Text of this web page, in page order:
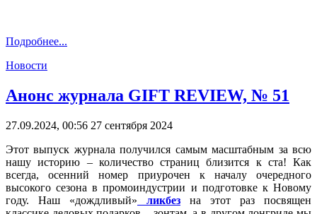
Подробнее...
Новости
Анонс журнала GIFT REVIEW, № 51
27.09.2024, 00:56 27 сентября 2024
Этот выпуск журнала получился самым масштабным за всю
нашу историю – количество страниц близится к ста! Как
всегда, осенний номер приурочен к началу очередного
высокого сезона в промоиндустрии и подготовке к Новому
году. Наш «дождливый» ликбез на этот раз посвящен